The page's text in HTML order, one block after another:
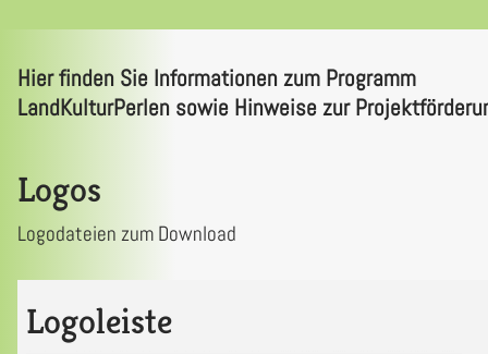
Hier finden Sie Informationen zum Programm
LandKulturPerlen sowie Hinweise zur
Logos
Logodateien zum Download
Logoleiste